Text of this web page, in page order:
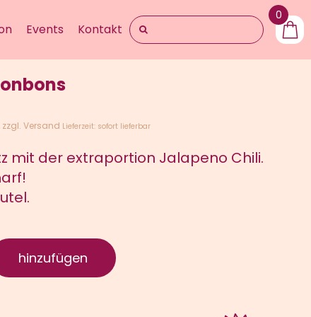
0
Events Kontakt Suche
nach:
zzgl.Versand Lieferzeit: sofort lieferbar
mit der extraportion Jalapeno Chili.
hinzufügen